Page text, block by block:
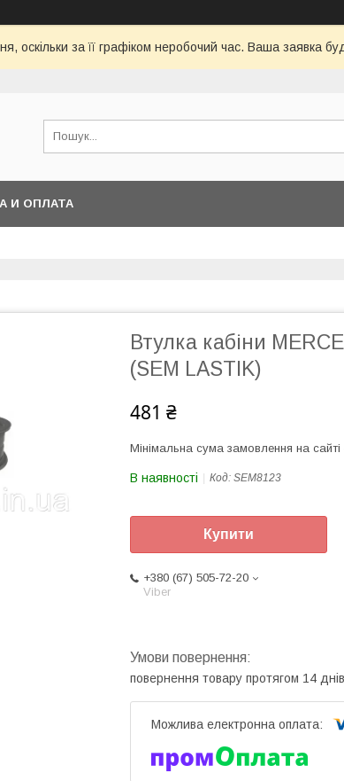
оскільки за її графіком неробочий час. Ваша заявка
И ОПЛАТА
Втулка кабіни
(SEM LASTIK)
481 ₴
Мінімальна сума замовлення на
В наявності Код: SEM8123
Купити
+380 (67) 505-72-20
Viber
повернення товару протягом 14 днів